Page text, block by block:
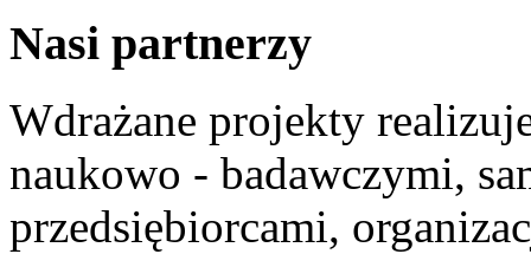
Nasi partnerzy
Wdrażane projekty
naukowo - badawczymi,
przedsiębiorcami,